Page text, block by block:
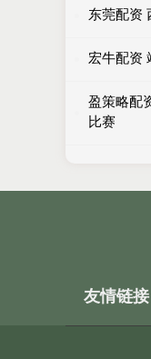
东莞配资
宏牛配资
盈策略配
比赛
友情链接